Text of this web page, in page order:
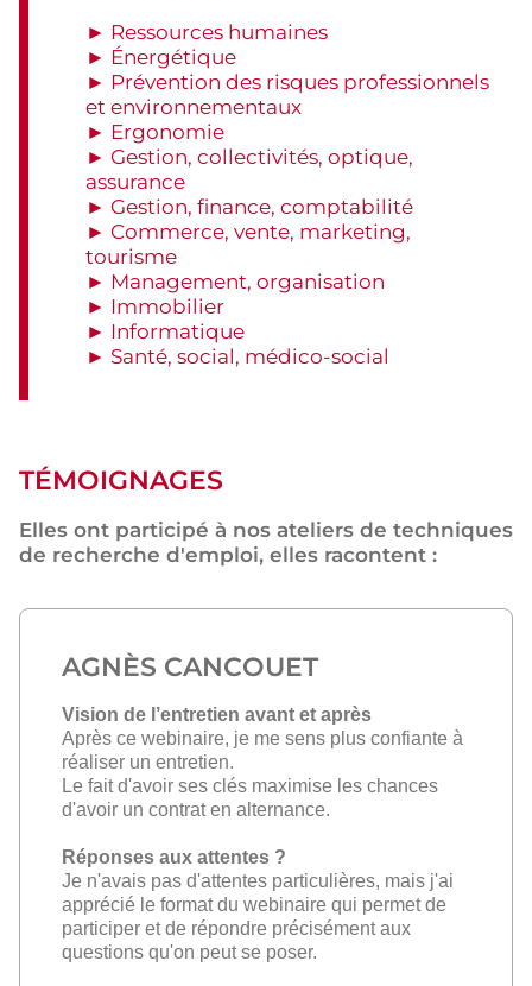
► Ressources humaines
► Énergétique
► Prévention des risques professionnels
et environnementaux
► Ergonomie
► Gestion, collectivités, optique,
assurance
► Gestion, finance, comptabilité
► Commerce, vente, marketing,
tourisme
► Management, organisation
► Immobilier
► Informatique
► Santé, social, médico-social
TÉMOIGNAGES
Elles ont participé à nos ateliers de techniques
de recherche d'emploi, elles racontent :
AGNÈS CANCOUET
Vision de l’entretien avant et après
Après ce webinaire, je me sens plus confiante à
réaliser un entretien.
Le fait d'avoir ses clés maximise les chances
d'avoir un contrat en alternance.
Réponses aux attentes ?
Je n'avais pas d'attentes particulières, mais j'ai
apprécié le format du webinaire qui permet de
participer et de répondre précisément aux
questions qu'on peut se poser.